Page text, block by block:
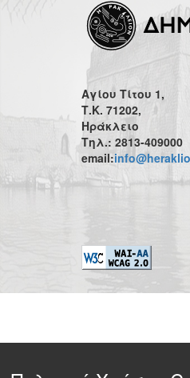
Αγίου Τίτου 1,
Τ.Κ. 71202,
Ηράκλειο
Τηλ.: 2813-409000
email: